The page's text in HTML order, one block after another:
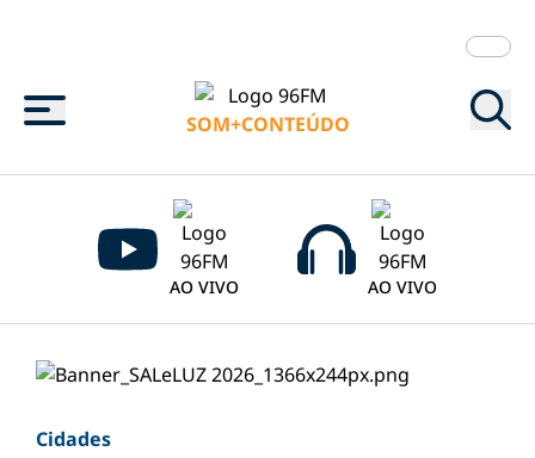
Menu
SOM+CONTEÚDO
AO VIVO AO VIVO
Cidades